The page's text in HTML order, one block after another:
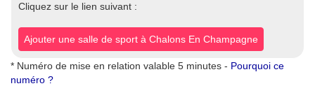
Cliquez sur le lien suivant :
Ajouter une salle de sport à Chalons En Champagne
* Numéro de mise en relation valable 5 minutes - Pourquoi ce
numéro ?